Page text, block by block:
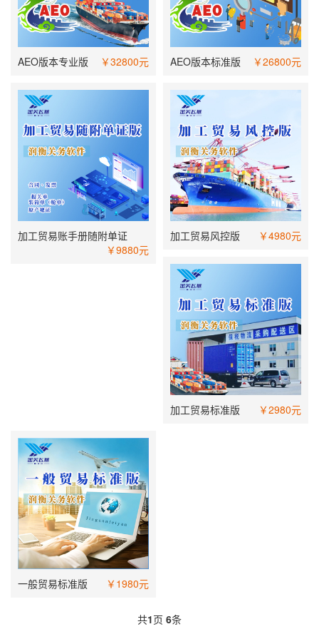
AEO版本专业版 ￥32800元 AEO版本标准版 ￥26800元
加工贸易账手册随附单证
￥9880元
加工贸易风控版 ￥4980元
加工贸易标准版 ￥2980元
一般贸易标准版 ￥1980元
共1页 6条